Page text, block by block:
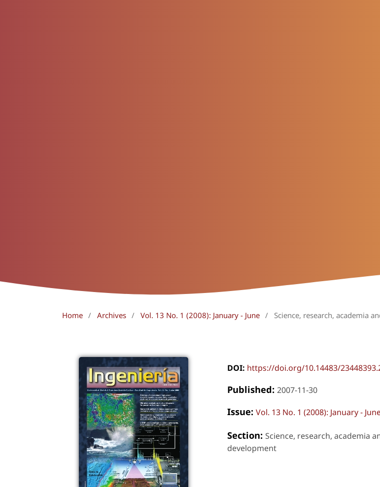
Home / Archives / Vol. 13 No. 1 (2008): January - June / Science, research, academia
DOI: https://doi.org/10.14483/
Published: 2007-11-30
Issue: Vol. 13 No. 1 (2008): January -
Section: Science, research, academia
development